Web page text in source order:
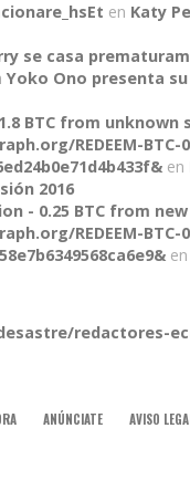
en Katy
se casa
Yoko Ono presenta
BTC from unknown
REDEEM-BTC-
en
2016
- 0.25 BTC from
REDEEM-BTC-
en
redactores-
ANÚNCIATE AVISO